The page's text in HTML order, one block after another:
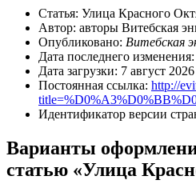
Статья: Улица Красного
Автор: авторы Витебская
Опубликовано: Витебская
Дата последнего
Дата загрузки: 7 август
Постоянная ссылка: http://
Идентификатор версии
Варианты
статью «Улица